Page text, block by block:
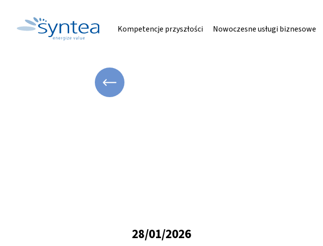
Kompetencje przyszłości Nowoczesne usługi biznesowe
WRÓĆ
28/01/2026